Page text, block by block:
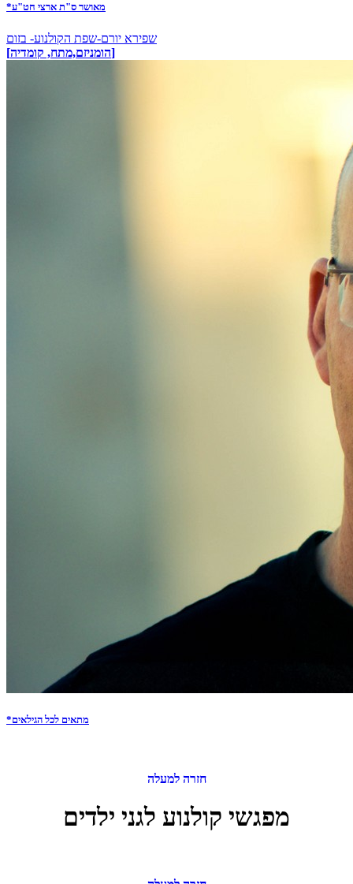
*מאושר ס"ת ארצי חט"ע
שפירא יורם-שפת הקולנוע- בזום
[הומניזם,מתח, קומדיה]
*מתאים לכל הגילאים
חזרה למעלה
מפגשי קולנוע לגני ילדים